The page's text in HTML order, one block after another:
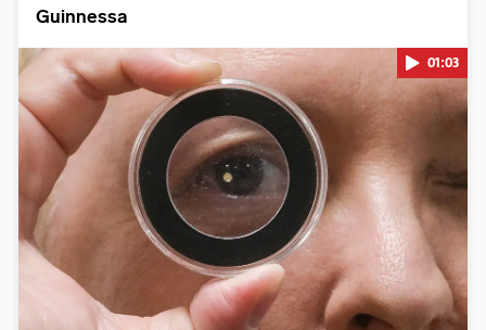
Guinnessa
Pokretanje videa...
01:03